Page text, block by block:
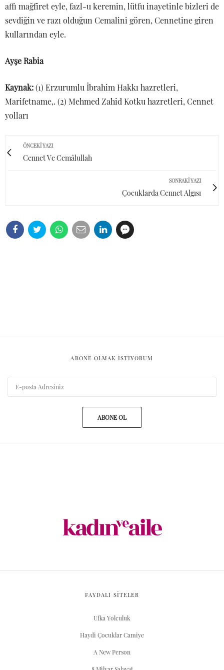
affı mağfiret eyle, fazl-u keremin, lütfu inayetinle bizleri de
sevdiğin ve razı olduğun Cemalini gören, Cennetine giren
kullarından eyle.
Ayşe Rabia
Kaynak:(1) Erzurumlu İbrahim Hakkı hazretleri,
Marifetname,. (2) Mehmed Zahid Kotku hazretleri, Cennet
yolları
ÖNCEKI YAZI
Cennet Ve Cemâlullah
SONRAKI YAZI
Çocuklarda Cennet Algısı
ABONE OLMAK ISTIYORUM
ABONE OL
FAYDALI SİTELER
Ufka Yolculuk
Haydi Çocuklar Camiye
A New Person